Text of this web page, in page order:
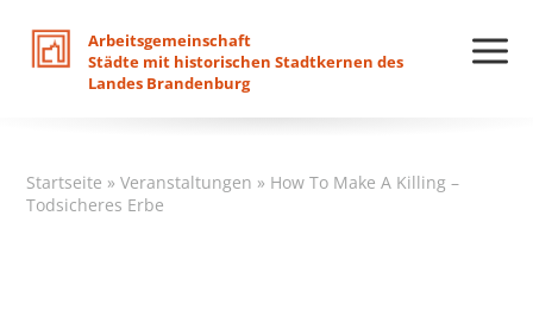
Arbeitsgemeinschaft
Städte mit historischen Stadtkernen des
Landes Brandenburg
Startseite »Veranstaltungen » How To Make A Killing –
Todsicheres Erbe